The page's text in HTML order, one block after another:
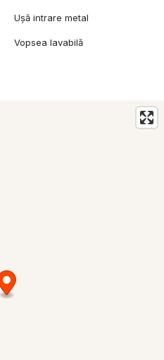
Ușă intrare metal
Vopsea lavabilă